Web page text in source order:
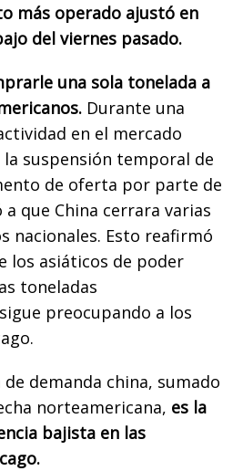
más operado ajustó en
del viernes pasado.
una sola tonelada a
Durante una
en el mercado
suspensión temporal de
de oferta por parte de
que China cerrara varias
nacionales. Esto reafirmó
los asiáticos de poder
toneladas
preocupando a los
demanda china, sumado
norteamericana, es la
bajista en las